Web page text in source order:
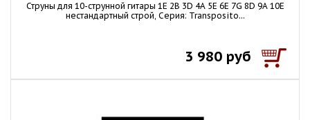
Струны для 10-струнной гитары 1E 2B 3D 4A 5E 6E 7G 8D 9A 10E
нестандартный строй, Серия: Transposito...
3 980 руб